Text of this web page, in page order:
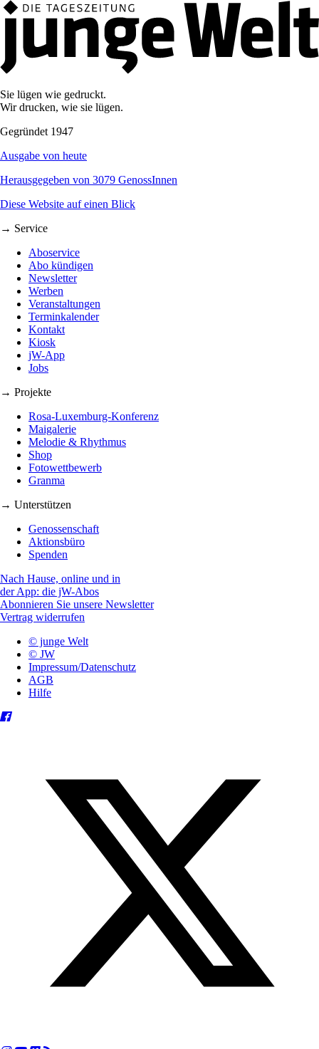
Sie lügen wie gedruckt.
Wir drucken, wie sie lügen.
Gegründet 1947
Ausgabe von heute
Herausgegeben von 3079 GenossInnen
Diese Website auf einen Blick
→ Service
Aboservice
Abo kündigen
Newsletter
Werben
Veranstaltungen
Terminkalender
Kontakt
Kiosk
jW-App
Jobs
→ Projekte
Rosa-Luxemburg-Konferenz
Maigalerie
Melodie & Rhythmus
Shop
Fotowettbewerb
Granma
→ Unterstützen
Genossenschaft
Aktionsbüro
Spenden
Nach Hause, online und in
der App: die jW-Abos
Abonnieren Sie unsere Newsletter
Vertrag widerrufen
© junge Welt
© JW
Impressum/Datenschutz
AGB
Hilfe